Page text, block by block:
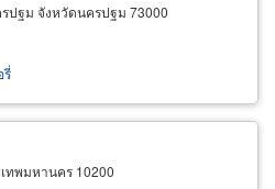
ปฐม จังหวัดนครปฐม 73000
รี่
ทพมหานคร 10200